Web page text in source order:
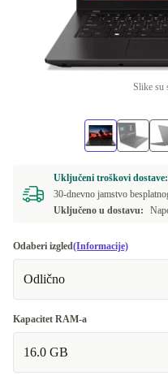
Slike su
Uključeni troškovi dostave:
30-dnevno jamstvo
Uključeno u dostavu:
Odaberi izgled(Informacije)
Odlično
Kapacitet RAM-a
16.0 GB